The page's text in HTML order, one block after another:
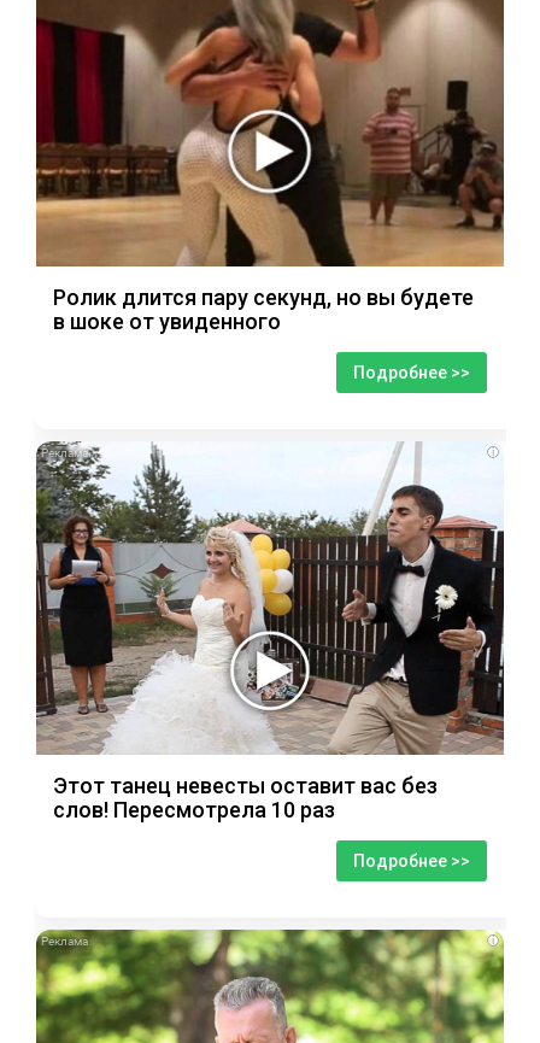
Ролик длится пару секунд, но вы будете
в шоке от увиденного
Подробнее >>
i
Этот танец невесты оставит вас без
слов! Пересмотрела 10 раз
Подробнее >>
i